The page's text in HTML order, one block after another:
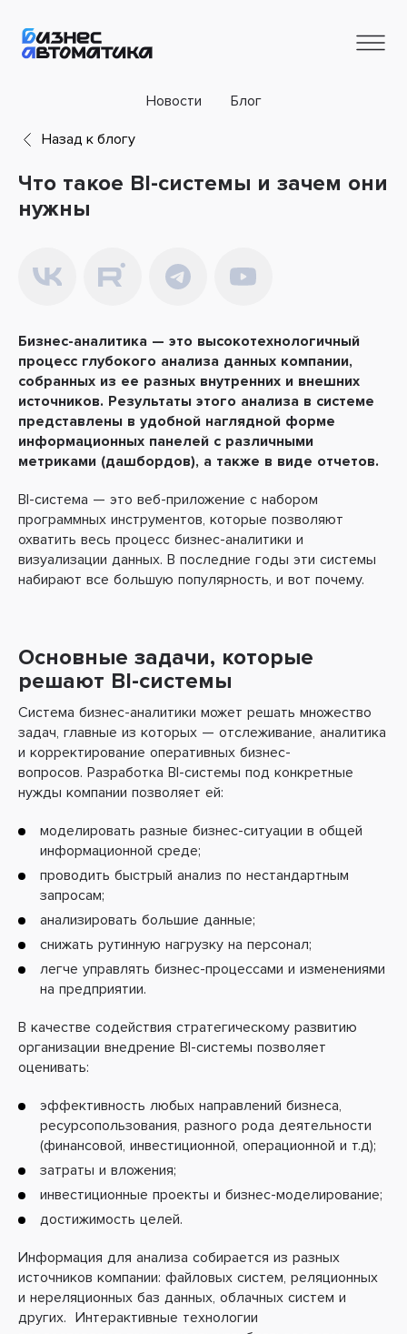
Новости Блог
Назад к блогу
Что такое BI-системы и зачем они
нужны
Бизнес-аналитика — это высокотехнологичный
процесс глубокого анализа данных компании,
собранных из ее разных внутренних и внешних
источников. Результаты этого анализа в системе
представлены в удобной наглядной форме
информационных панелей с различными
метриками (дашбордов), а также в виде отчетов.
BI-система — это веб-приложение с набором
программных инструментов, которые позволяют
охватить весь процесс бизнес-аналитики и
визуализации данных. В последние годы эти системы
набирают все большую популярность, и вот почему.
Основные задачи, которые
решают BI-системы
Система бизнес-аналитики может решать множество
задач, главные из которых — отслеживание, аналитика
и корректирование оперативных бизнес-
вопросов. Разработка BI-системы под конкретные
нужды компании позволяет ей:
моделировать разные бизнес-ситуации в общей
информационной среде;
проводить быстрый анализ по нестандартным
запросам;
анализировать большие данные;
снижать рутинную нагрузку на персонал;
легче управлять бизнес-процессами и изменениями
на предприятии.
В качестве содействия стратегическому развитию
организации внедрение BI-cистемы позволяет
оценивать:
эффективность любых направлений бизнеса,
ресурсопользования, разного рода деятельности
(финансовой, инвестиционной, операционной и т.д);
затраты и вложения;
инвестиционные проекты и бизнес-моделирование;
достижимость целей.
Информация для анализа собирается из разных
источников компании: файловых систем, реляционных
и нереляционных баз данных, облачных систем и
других. Интерактивные технологии